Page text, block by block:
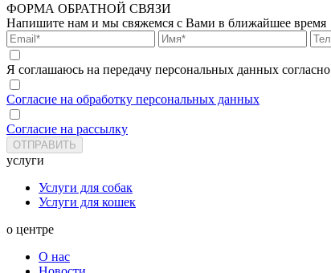
ФОРМА ОБРАТНОЙ СВЯЗИ
Напишите нам и мы свяжемся с Вами в ближайшее время
Я соглашаюсь на передачу персональных данных согласно
Согласие на обработку персональных данных
Согласие на рассылку
услуги
Услуги для собак
Услуги для кошек
о центре
О нас